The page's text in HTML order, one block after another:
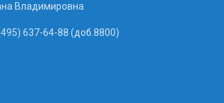
Владимировна
637-64-88 (доб.8800)